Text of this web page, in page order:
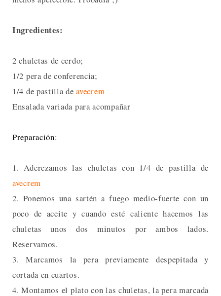
Ingredientes:
2 chuletas de cerdo;
1/2 pera de conferencia;
1/4 de pastilla deavecrem
Ensalada variada para acompañar
Preparación:
1. Aderezamos las chuletas con 1/4 de pastilla de
avecrem
2. Ponemos una sartén a fuego medio-fuerte con un
poco de aceite y cuando esté caliente hacemos las
chuletas unos dos minutos por ambos lados.
Reservamos.
3. Marcamos la pera previamente despepitada y
cortada en cuartos.
4. Montamos el plato con las chuletas, la pera marcada